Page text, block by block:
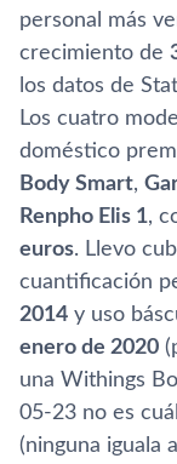
personal más
crecimiento de
los datos de
Los cuatro
doméstico
Body Smart,
Renpho Elis 1,
euros. Llevo
cuantificación
2014 y uso
enero de 2020
una Withings
05-23 no es
(ninguna iguala